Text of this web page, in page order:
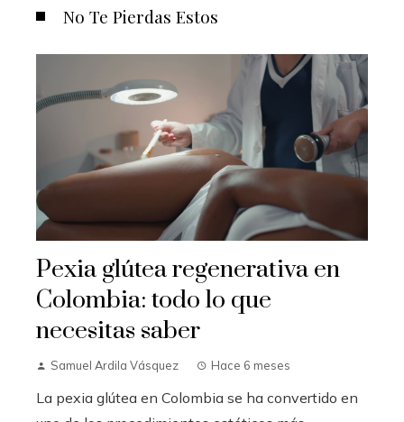
No Te Pierdas Estos
Pexia glútea regenerativa en
Colombia: todo lo que
necesitas saber
Samuel Ardila Vásquez Hace 6 meses
La pexia glútea en Colombia se ha convertido en